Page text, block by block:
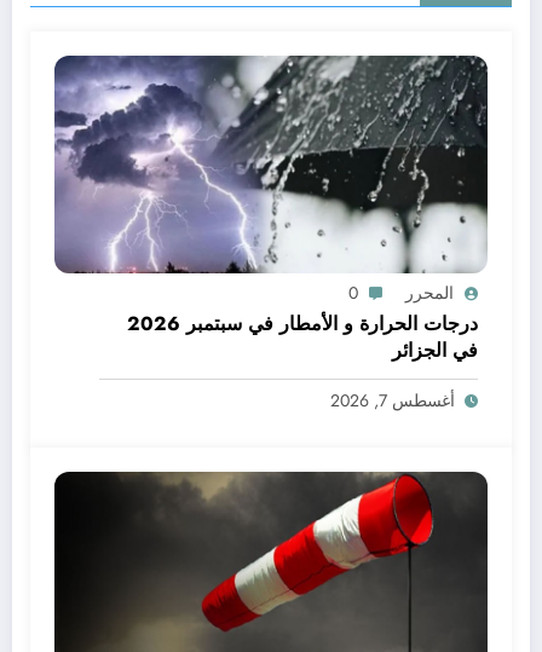
المحرر 0
درجات الحرارة و الأمطار في سبتمبر 2026
في الجزائر
أغسطس 7, 2026